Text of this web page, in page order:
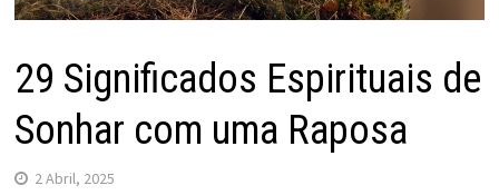
29 Significados Espirituais de
Sonhar com uma Raposa
2 Abril, 2025